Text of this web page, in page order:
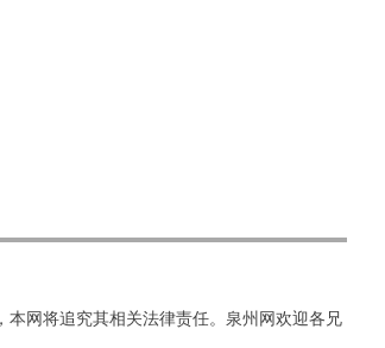
网将追究其相关法律责任。泉州网欢迎各兄